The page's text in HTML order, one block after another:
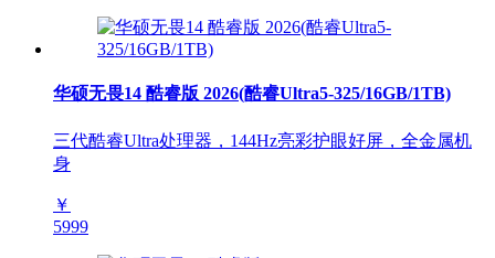
华硕无畏14 酷睿版 2026(酷睿Ultra5-325/16GB/1TB)
三代酷睿Ultra处理器，144Hz亮彩护眼好屏，全金属机
身
￥
5999